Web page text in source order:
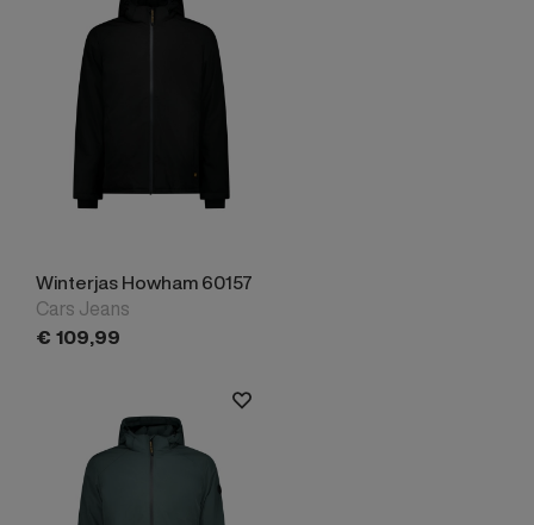
Winterjas Howham 60157
Cars Jeans
€ 109,99